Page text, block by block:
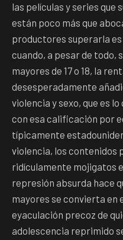
las películas y series que
están poco más que
productores superarla
cuando, a pesar de todo,
mayores de 17 o 18, la
desesperadamente
violencia y sexo, que es
con esa calificación por
típicamente
violencia, los contenidos
ridículamente mojigatos
represión absurda hace
mayores se convierta en
eyaculación precoz de
adolescencia reprimido